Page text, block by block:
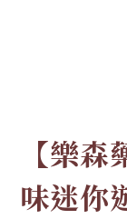
【樂
味迷你